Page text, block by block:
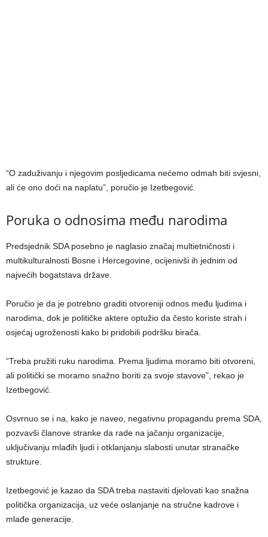
“O zaduživanju i njegovim posljedicama nećemo odmah biti svjesni,
ali će ono doći na naplatu”, poručio je Izetbegović.
Poruka o odnosima među narodima
Predsjednik SDA posebno je naglasio značaj multietničnosti i
multikulturalnosti Bosne i Hercegovine, ocijenivši ih jednim od
najvećih bogatstava države.
Poručio je da je potrebno graditi otvoreniji odnos među ljudima i
narodima, dok je političke aktere optužio da često koriste strah i
osjećaj ugroženosti kako bi pridobili podršku birača.
“Treba pružiti ruku narodima. Prema ljudima moramo biti otvoreni,
ali politički se moramo snažno boriti za svoje stavove”, rekao je
Izetbegović.
Osvrnuo se i na, kako je naveo, negativnu propagandu prema SDA,
pozvavši članove stranke da rade na jačanju organizacije,
uključivanju mlađih ljudi i otklanjanju slabosti unutar stranačke
strukture.
Izetbegović je kazao da SDA treba nastaviti djelovati kao snažna
politička organizacija, uz veće oslanjanje na stručne kadrove i
mlađe generacije.